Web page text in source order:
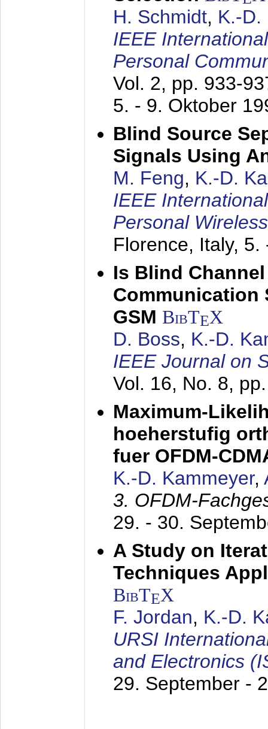
H. Schmidt, K.-D.
IEEE
Personal
Vol. 2, pp. 933-
5. - 9. Oktober
Blind Source
Signals Using
M. Feng, K.-D.
IEEE
Personal
Florence, Italy, 5.
Is Blind
Communication
GSM BibTEX
D. Boss, K.-D.
IEEE Journal on
Vol. 16, No. 8,
Maximum-
hoeherstufig
fuer OFDM-
K.-D. Kammeyer,
3. OFDM-
29. - 30.
A Study on
Techniques
BibTEX
F. Jordan, K.-D.
URSI
and Electronics
29. September -